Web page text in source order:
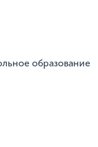
образование